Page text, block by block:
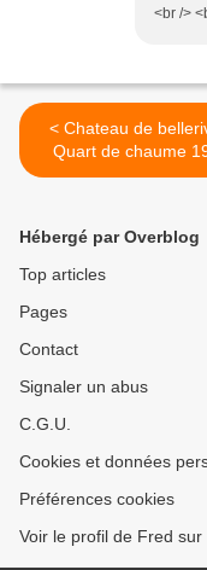
<br />
< Chateau de bellerive -
Quart de chaume
Hébergé par Overblog
Top articles
Pages
Contact
Signaler un abus
C.G.U.
Cookies et données
Préférences cookies
Voir le profil de Fred